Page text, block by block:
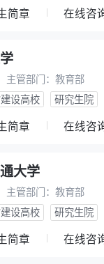
简章 在线咨
主管部门： 教育部
设高校
研究生院
简章 在线咨
大学
主管部门： 教育部
设高校
研究生院
简章 在线咨